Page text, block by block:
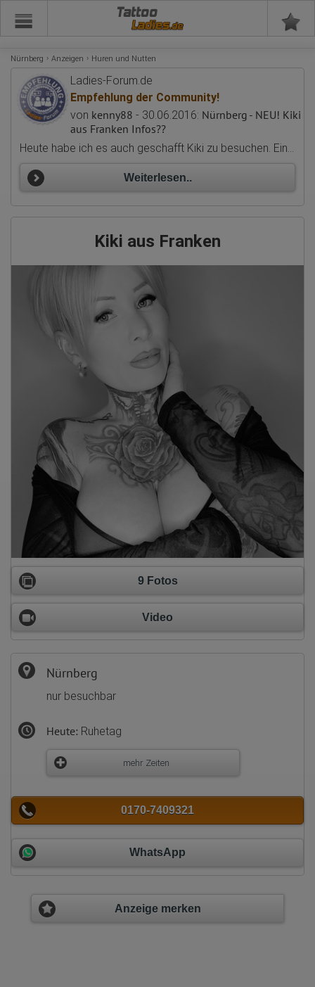
Tattoo
Nürnberg Anzeigen Huren und Nutten
Ladies-Forum.de
Empfehlung der Community!
von kenny88 - 30.06.2016: Nürnberg - NEU! Kiki
aus Franken Infos??
Heute habe ich es auch geschafft Kiki zu besuchen. Eine sehr sympathische aufgeschlossene offene Frau. Mir wurde Getränk und Dusche vor- und nacher anfeboten, was ich alles nutzte. Sollte aus meiner Sicht auch genutzt werden, wenn man(n) schon geduscht war. kiki nimmt 100430 und 150460. Ich konnte mich aufgrund meiner Planung und Ihrer Termine auf etwas dazwischen einigen. Ich wollte nachdem ich gefragt wurde, was ich wolle eigenrlich Missio - vorab es kam nicht dazu. Warum zum einen ist Kikis franz. verdammt gut. Kurz vor meinem "Kommen" habe ich unterbrochen. Ich wollte und habe Kiki dann massiert im Sinne von massieren. Danach wollte ich gerne in sie, ging aber nicht da mein ...
Weiterlesen..
Kiki aus Franken
9 Fotos
Video
Nürnberg
nur besuchbar
Heute: Ruhetag
mehr Zeiten
0170-7409321
WhatsApp
Anzeige merken